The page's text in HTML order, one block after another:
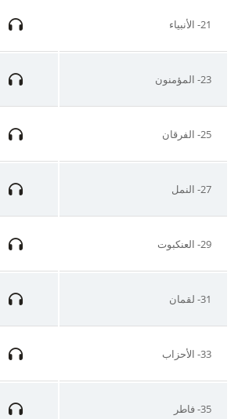
21- الأنبياء
23- المؤمنون
25- الفرقان
27- النمل
29- العنكبوت
31- لقمان
33- الأحزاب
35- فاطر